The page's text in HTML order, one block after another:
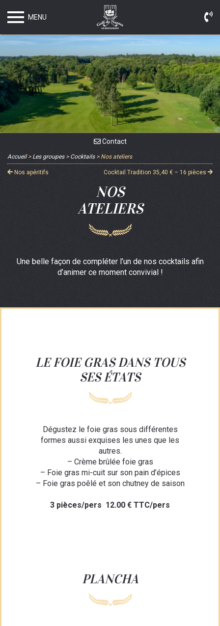
MENU
Contact
Accueil> Les groupes> Cocktails> Nos ateliers
Nos apéritifs Cocktail Tradition 35,40 € – 16 pièces
NOS
ATELIERS
Une belle façon de compléter l’un de nos cocktails afin
d’animer ce moment convivial !
LE FOIE GRAS DANS TOUS
SES ÉTATS
Dégustez le foie gras sous différentes
formes aussi exquises les unes que les
autres.
– Crème brûlée foie gras
– Foie gras mi-cuit sur son pain d’épices
– Foie gras poêlé et son chutney de saison
3 pièces/pers 12.00 € TTC/pers
PLANCHA